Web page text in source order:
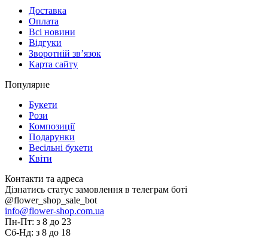
Доставка
Оплата
Всі новини
Відгуки
Зворотній зв’язок
Карта сайту
Популярне
Букети
Рози
Композиції
Подарунки
Весільні букети
Квіти
Контакти та адреса
Дізнатись статус замовлення в телеграм боті
@flower_shop_sale_bot
info@flower-shop.com.ua
Пн-Пт: з 8 до 23
Сб-Нд: з 8 до 18